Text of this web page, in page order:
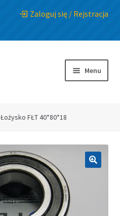
Zaloguj się / Rejstracja
Menu
Łożysko FŁT 40*80*18